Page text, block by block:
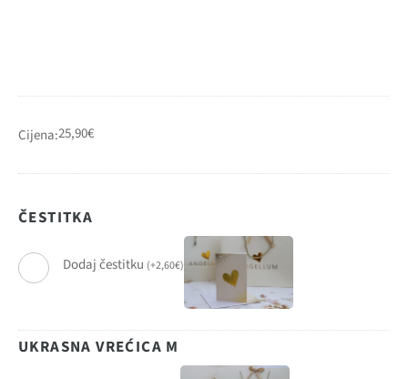
Cijena:25,90€
ČESTITKA
Dodaj čestitku (+2,60€)
UKRASNA VREĆICA M